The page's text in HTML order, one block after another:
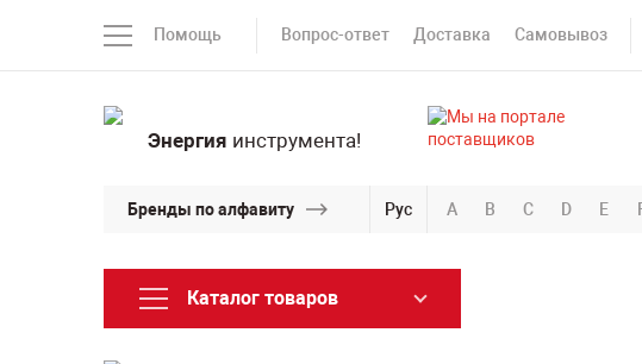
Помощь Вопрос-ответ Доставка Самовывоз
Энергия инструмента!
Бренды по алфавиту Рус A B C D E
Каталог товаров